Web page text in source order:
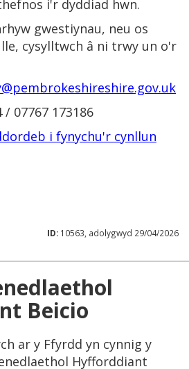
i'r dyddiad hwn.
gwestiynau, neu os
cysylltwch â ni trwy un o'r
/ 07767 173186
i fynychu'r cynllun
ID: 10563, adolygwyd 29/04/2026
Beicio
ar y Ffyrdd yn cynnig y
Hyfforddiant